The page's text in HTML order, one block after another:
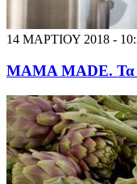
14 ΜΑΡΤΙΟΥ 2018 -
MAMA MADE. Τα